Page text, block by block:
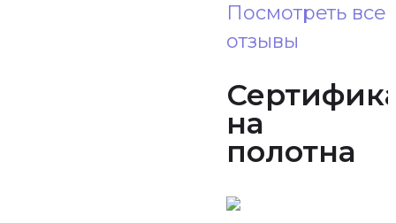
Посмотреть все
отзывы
на
полотна